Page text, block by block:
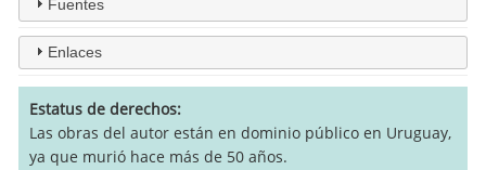
Fuentes
Enlaces
Estatus de derechos
Las obras del autor están en dominio público en Uruguay,
ya que murió hace más de 50 años.